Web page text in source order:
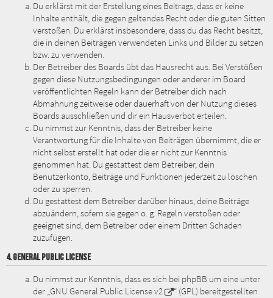
Du erklärst mit der Erstellung eines Beitrags, dass er keine
Inhalte enthält, die gegen geltendes Recht oder die guten Sitten
verstoßen. Du erklärst insbesondere, dass du das Recht besitzt,
die in deinen Beiträgen verwendeten Links und Bilder zu setzen
bzw. zu verwenden.
Der Betreiber des Boards übt das Hausrecht aus. Bei Verstößen
gegen diese Nutzungsbedingungen oder anderer im Board
veröffentlichten Regeln kann der Betreiber dich nach
Abmahnung zeitweise oder dauerhaft von der Nutzung dieses
Boards ausschließen und dir ein Hausverbot erteilen.
Du nimmst zur Kenntnis, dass der Betreiber keine
Verantwortung für die Inhalte von Beiträgen übernimmt, die er
nicht selbst erstellt hat oder die er nicht zur Kenntnis
genommen hat. Du gestattest dem Betreiber, dein
Benutzerkonto, Beiträge und Funktionen jederzeit zu löschen
oder zu sperren.
Du gestattest dem Betreiber darüber hinaus, deine Beiträge
abzuändern, sofern sie gegen o. g. Regeln verstoßen oder
geeignet sind, dem Betreiber oder einem Dritten Schaden
zuzufügen.
4. GENERAL PUBLIC LICENSE
Du nimmst zur Kenntnis, dass es sich bei phpBB um eine unter
der „GNU General Public License v2
“ (GPL) bereitgestellten